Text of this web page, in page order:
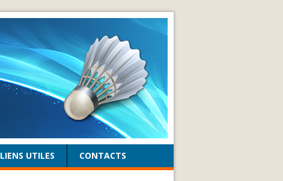
LIENS UTILES CONTACTS